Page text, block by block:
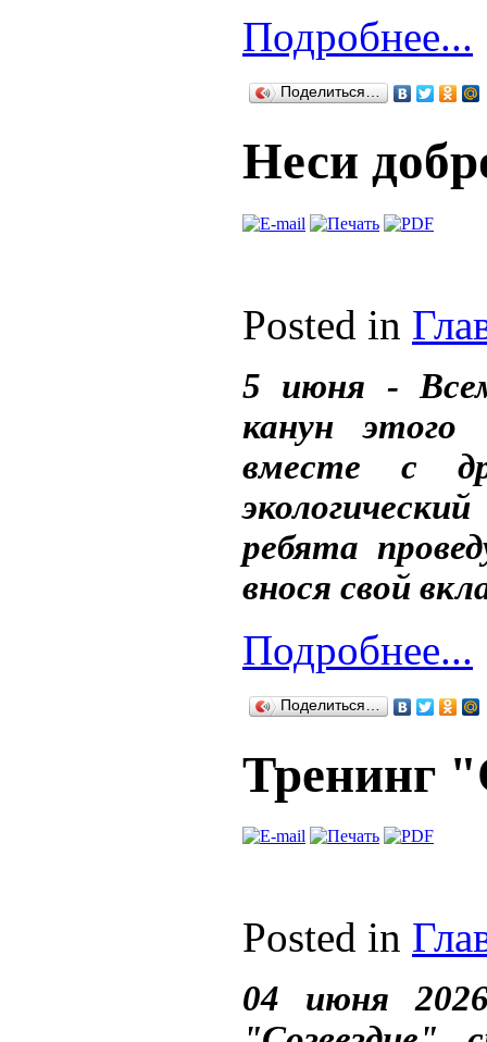
Подробнее...
Поделиться…
Неси
Posted in
5 июня -
канун этого
вместе с
ребята
внося свой
Подробнее...
Поделиться…
Тренинг
Posted in
04 июня